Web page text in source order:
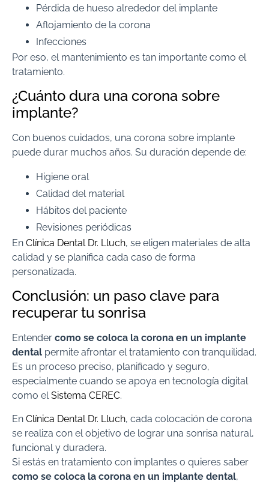
Pérdida de hueso alrededor del implante
Aflojamiento de la corona
Infecciones
Por eso, el mantenimiento es tan importante como el
tratamiento.
¿Cuánto dura una corona sobre
implante?
Con buenos cuidados, una corona sobre implante
puede durar muchos años. Su duración depende de:
Higiene oral
Calidad del material
Hábitos del paciente
Revisiones periódicas
En Clínica Dental Dr. Lluch, se eligen materiales de alta
calidad y se planifica cada caso de forma
personalizada.
Conclusión: un paso clave para
recuperar tu sonrisa
Entender como se coloca la corona en un implante
dental permite afrontar el tratamiento con tranquilidad.
Es un proceso preciso, planificado y seguro,
especialmente cuando se apoya en tecnología digital
como elSistema CEREC.
En Clínica Dental Dr. Lluch, cada colocación de corona
se realiza con el objetivo de lograr una sonrisa natural,
funcional y duradera.
Si estás en tratamiento con implantes o quieres saber
como se coloca la corona en un implante dental,